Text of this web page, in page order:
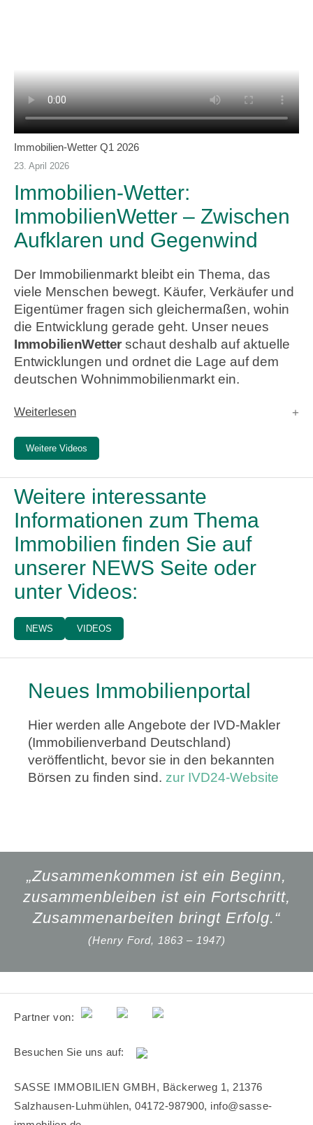
Immobilien-Wetter Q1 2026
23. April 2026
Immobilien-Wetter:
ImmobilienWetter – Zwischen
Aufklaren und Gegenwind
Der Immobilienmarkt bleibt ein Thema, das
viele Menschen bewegt. Käufer, Verkäufer und
Eigentümer fragen sich gleichermaßen, wohin
die Entwicklung gerade geht. Unser neues
ImmobilienWetterschaut deshalb auf aktuelle
Entwicklungen und ordnet die Lage auf dem
deutschen Wohnimmobilienmarkt ein.
Weiterlesen
Weitere Videos
Weitere interessante
Informationen zum Thema
Immobilien finden Sie auf
unserer NEWS Seite oder
unter Videos:
NEWS VIDEOS
Neues Immobilienportal
Hier werden alle Angebote der IVD-Makler
(Immobilienverband Deutschland)
veröffentlicht, bevor sie in den bekannten
Börsen zu finden sind. zur IVD24-Website
„Zusammenkommen ist ein Beginn,
zusammenbleiben ist ein Fortschritt,
Zusammenarbeiten bringt Erfolg.“
(Henry Ford, 1863 – 1947)
Partner von:
Besuchen Sie uns auf:
SASSE IMMOBILIEN GMBH, Bäckerweg 1, 21376
Salzhausen-Luhmühlen, 04172-987900, info@sasse-